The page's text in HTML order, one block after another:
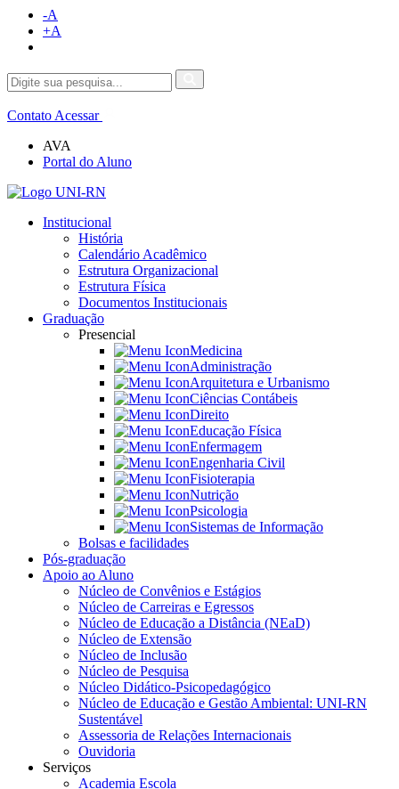
-A
+A
Contato Acessar
AVA
Portal do Aluno
Institucional
História
Calendário Acadêmico
Estrutura Organizacional
Estrutura Física
Documentos Institucionais
Graduação
Presencial
Medicina
Administração
Arquitetura e Urbanismo
Ciências Contábeis
Direito
Educação Física
Enfermagem
Engenharia Civil
Fisioterapia
Nutrição
Psicologia
Sistemas de Informação
Bolsas e facilidades
Pós-graduação
Apoio ao Aluno
Núcleo de Convênios e Estágios
Núcleo de Carreiras e Egressos
Núcleo de Educação a Distância (NEaD)
Núcleo de Extensão
Núcleo de Inclusão
Núcleo de Pesquisa
Núcleo Didático-Psicopedagógico
Núcleo de Educação e Gestão Ambiental: UNI-RN
Sustentável
Assessoria de Relações Internacionais
Ouvidoria
Serviços
Academia Escola